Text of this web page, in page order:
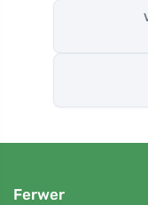
Ferwer